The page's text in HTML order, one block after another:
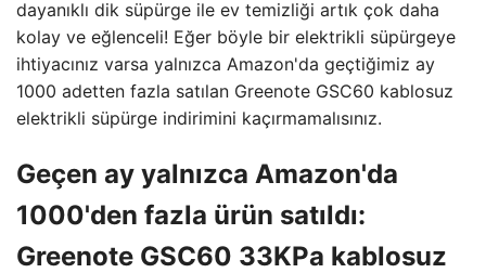
dayanıklı dik süpürge ile ev temizliği artık çok daha
kolay ve eğlenceli! Eğer böyle bir elektrikli süpürgeye
ihtiyacınız varsa yalnızca Amazon'da geçtiğimiz ay
1000 adetten fazla satılan Greenote GSC60 kablosuz
elektrikli süpürge indirimini kaçırmamalısınız.
Geçen ay yalnızca Amazon'da
1000'den fazla ürün satıldı:
Greenote GSC60 33KPa kablosuz